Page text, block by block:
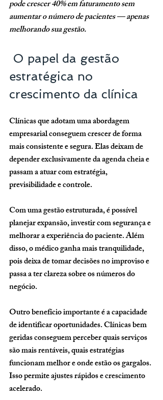
pode crescer 40% em faturamento sem
aumentar o número de pacientes — apenas
melhorando sua gestão.
estratégica no
crescimento da clínica
Clínicas que adotam uma abordagem
empresarial conseguem crescer de forma
mais consistente e segura. Elas deixam de
depender exclusivamente da agenda cheia e
passam a atuar com estratégia,
previsibilidade e controle.
Com uma gestão estruturada, é possível
planejar expansão, investir com segurança e
melhorar a experiência do paciente. Além
disso, o médico ganha mais tranquilidade,
pois deixa de tomar decisões no improviso e
passa a ter clareza sobre os números do
negócio.
Outro benefício importante é a capacidade
de identificar oportunidades. Clínicas bem
geridas conseguem perceber quais serviços
são mais rentáveis, quais estratégias
funcionam melhor e onde estão os gargalos.
Isso permite ajustes rápidos e crescimento
acelerado.